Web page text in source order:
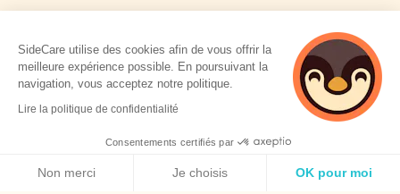
© 2026 SideCare. Tous droits réservés.
SideCare utilise des cookies afin de vous offrir la
meilleure expérience possible. En poursuivant la
navigation, vous acceptez notre politique.
Lire la politique de confidentialité
Consentements certifiés par
Non merci Je choisis OK pour moi